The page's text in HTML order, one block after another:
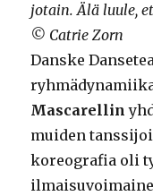
jotain. Älä luule,
© Catrie Zorn
Danske
Mascarellin
muiden
koreografia oli